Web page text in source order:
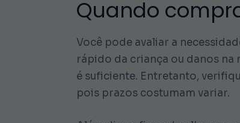
Quando
Você pode avaliar a
rápido da criança ou danos na
é suficiente. Entretanto,
pois prazos costumam variar.